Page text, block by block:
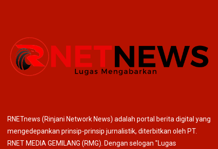
RNETnews (Rinjani Network News) adalah portal berita digital yang
mengedepankan prinsip-prinsip jurnalistik, diterbitkan oleh PT.
RNET MEDIA GEMILANG (RMG). Dengan selogan "Lugas